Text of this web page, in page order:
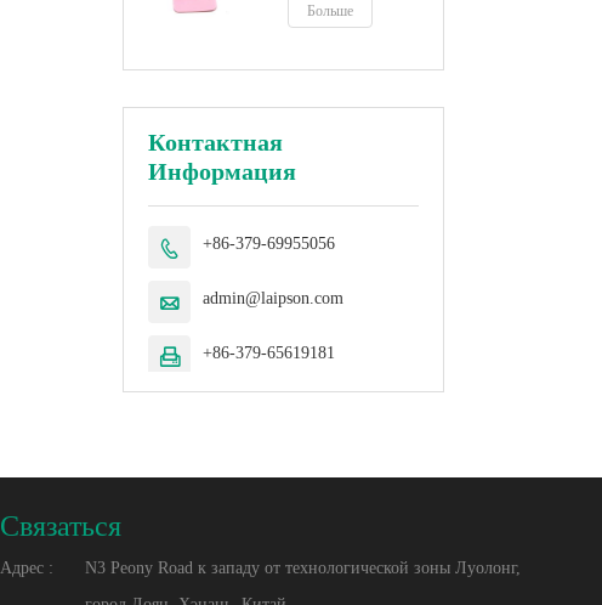
кабана с
металлическим
Больше
Контактная
Информация
 +86-379-69955056
 admin@laipson.com
 +86-379-65619181
Cвязаться
Адрес :
N3 Peony Road к западу от технологической зоны Луолонг,